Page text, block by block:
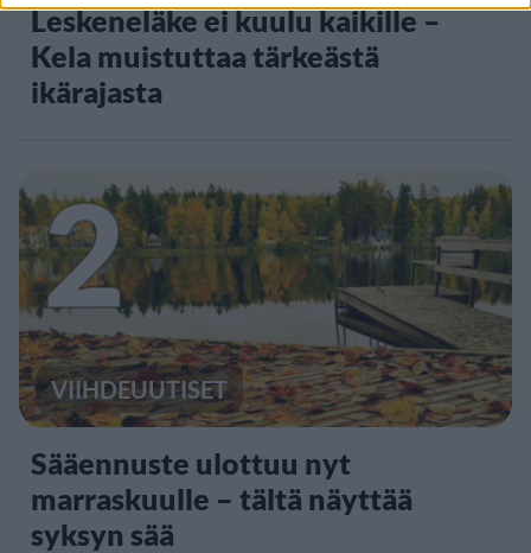
Leskeneläke ei kuulu kaikille –
Kela muistuttaa tärkeästä
ikärajasta
2
VIIHDEUUTISET
Sääennuste ulottuu nyt
marraskuulle – tältä näyttää
syksyn sää